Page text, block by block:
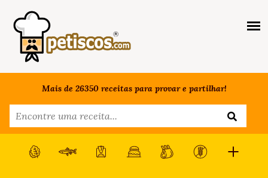
Mais de 26350 receitas para provar e partilhar!